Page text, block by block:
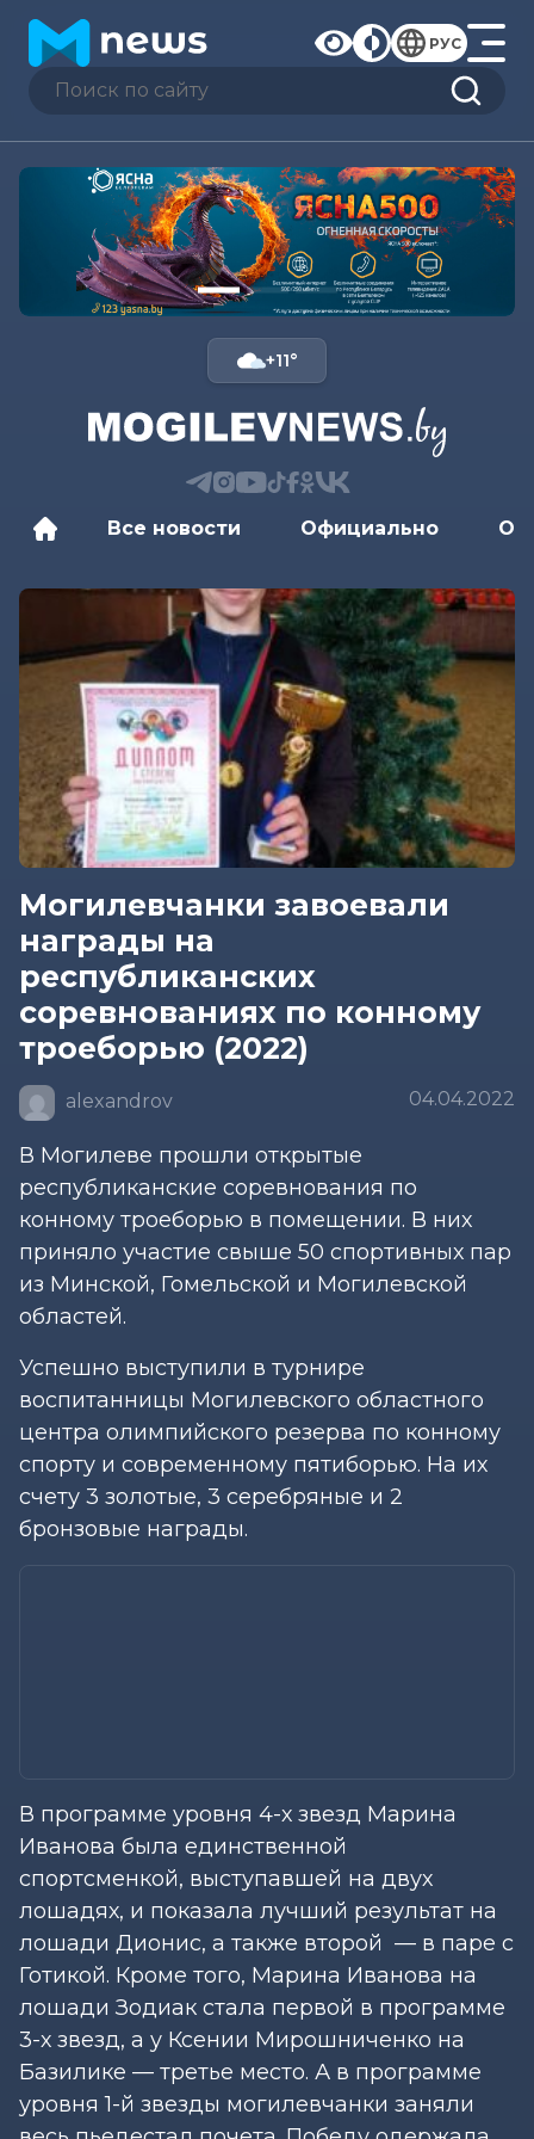
РУС
+11°
Все новости Официально
Могилевчанки завоевали
награды на
республиканских
соревнованиях по конному
троеборью (2022)
alexandrov 04.04.2022
В Могилеве прошли открытые
республиканские соревнования по
конному троеборью в помещении. В них
приняло участие свыше 50 спортивных пар
из Минской, Гомельской и Могилевской
областей.
Успешно выступили в турнире
воспитанницы Могилевского областного
центра олимпийского резерва по конному
спорту и современному пятиборью. На их
счету 3 золотые, 3 серебряные и 2
бронзовые награды.
В программе уровня 4-х звезд Марина
Иванова была единственной
спортсменкой, выступавшей на двух
лошадях, и показала лучший результат на
лошади Дионис, а также второй — в паре с
Готикой. Кроме того, Марина Иванова на
лошади Зодиак стала первой в программе
3-х звезд, а у Ксении Мирошниченко на
Базилике — третье место. А в программе
уровня 1-й звезды могилевчанки заняли